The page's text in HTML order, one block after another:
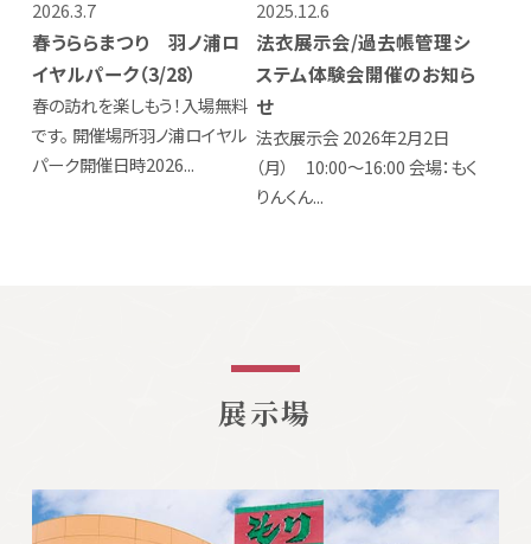
2026.3.7
春うららまつり 羽ノ浦ロ
イヤルパーク（3/28）
春の訪れを楽しもう！入場無料
です。 開催場所羽ノ浦ロイヤル
パーク開催日時2026...
2025.12.6
法衣展示会/過去帳管理シ
ステム体験会開催のお知ら
せ
法衣展示会 2026年2月2日
（月） 10:00～16:00 会場：もく
りんくん...
展示場